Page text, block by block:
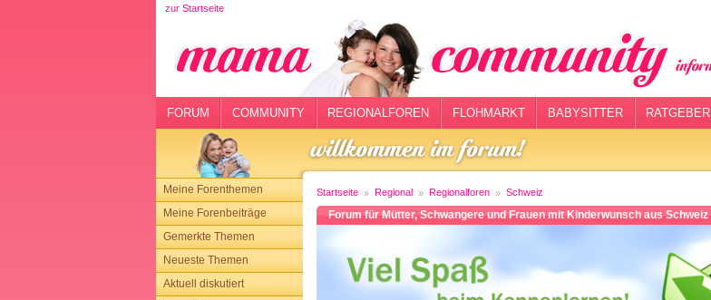
zur Startseite
FORUM COMMUNITY REGIONALFOREN FLOHMARKT BABYSITTER RATGEBER
Meine Forenthemen
Meine Forenbeiträge
Gemerkte Themen
Neueste Themen
Aktuell diskutiert
Startseite Regional Regionalforen Schweiz
Forum für Mütter, Schwangere und Frauen mit Kinderwunsch aus Schweiz